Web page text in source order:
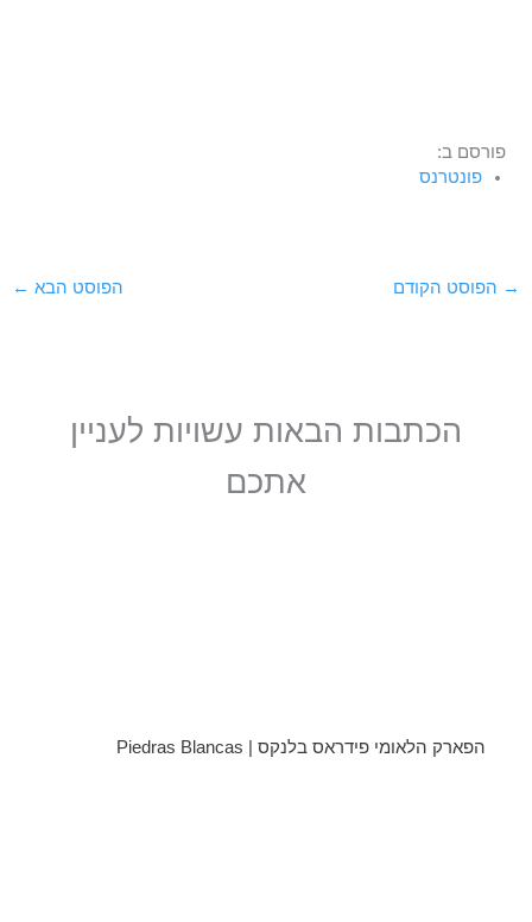
פורסם ב:
פונטרנס
→ הפוסט הקודם הפוסט הבא ←
הכתבות הבאות עשויות לעניין
אתכם
הפארק הלאומי פידראס בלנקס | Piedras Blancas